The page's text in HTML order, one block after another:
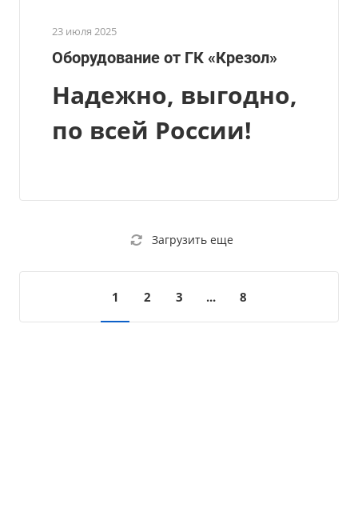
23 июля 2025
Оборудование от ГК «Крезол»
Надежно, выгодно,
по всей России!
Загрузить еще
1 2 3 ... 8